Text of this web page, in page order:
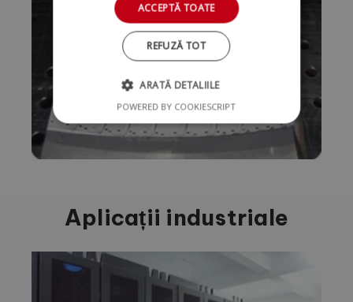
Aplicații industriale
ACCEPTĂ TOATE
REFUZĂ TOT
ARATĂ DETALIILE
POWERED BY COOKIESCRIPT